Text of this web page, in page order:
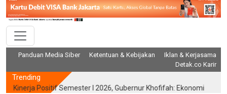
Panduan Media Siber Ketentuan & Kebijakan
Iklan & Kerjasama
Detak.co Karir
Trending
Positif Semester I 2026, Gubernur Khofifah: Ekonomi Tumbuh